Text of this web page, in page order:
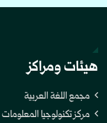
هيئات ومراكز
مجمع اللغة العربية
مركز تكنولوجيا المعلومات